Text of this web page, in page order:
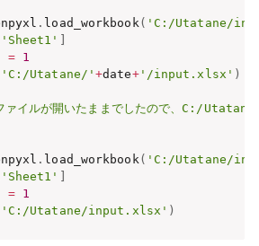
. load_workbook( 'C:/Utatane/
'Sheet1'
=
1
'C:/Utatane/'+date+'/input.xlsx' )
ァイルが開いたままでしたので、C:/
. load_workbook( 'C:/Utatane/
'Sheet1'
=
1
'C:/Utatane/input.xlsx' )